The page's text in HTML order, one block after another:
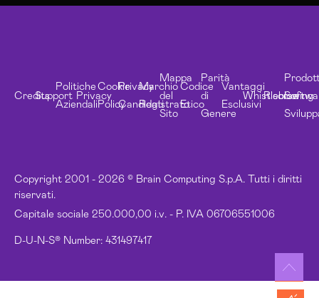
Copyright 2001 - 2026 © Brain Computing S.p.A. Tutti i diritti
riservati.
Capitale sociale 250.000,00 i.v. - P. IVA 06706551006
D-U-N-S® Number: 431497417
CreditsSupport
Politiche
Aziendali
Privacy
Cookie
Policy
Privacy
Candidati
Marchio
Registrato
Mappa
del
Sito
Codice
Etico
Parità
di
Genere
Vantaggi
Esclusivi
Whistleblowing
Risorse